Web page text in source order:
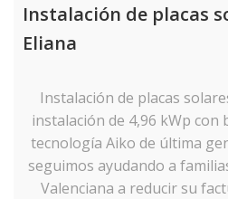
Instalación de placas
Eliana
Instalación de placas
instalación de 4,96 kWp con
tecnología Aiko de última
seguimos ayudando a
Valenciana a reducir su